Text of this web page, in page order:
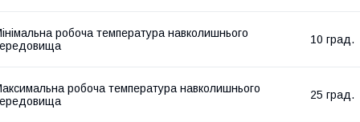
робоча температура навколишнього
10 град.
робоча температура навколишнього
25 град.